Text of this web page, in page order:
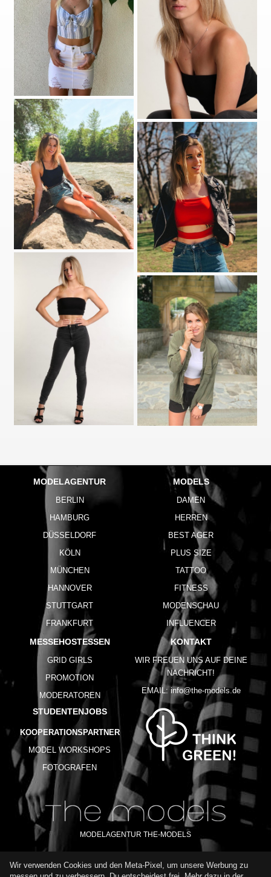
MODELAGENTUR
BERLIN
HAMBURG
DÜSSELDORF
KÖLN
MÜNCHEN
HANNOVER
STUTTGART
FRANKFURT
MODELS
DAMEN
HERREN
BEST AGER
PLUS SIZE
TATTOO
FITNESS
MODENSCHAU
INFLUENCER
MESSEHOSTESSEN
GRID GIRLS
PROMOTION
MODERATOREN
STUDENTENJOBS
KOOPERATIONSPARTNER
MODEL WORKSHOPS
FOTOGRAFEN
KONTAKT
WIR FREUEN UNS AUF DEINE
NACHRICHT!
EMAIL: info@the-models.de
MODELAGENTUR THE-MODELS
IMPRESSUM AGB DATENSCHUTZ
Wir verwenden Cookies und den Meta-Pixel, um unsere Werbung zu